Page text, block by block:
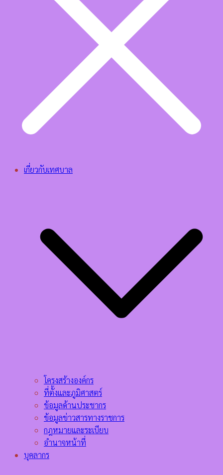
เกี่ยวกับเทศบาล
โครงสร้างองค์กร
ที่ตั้งและภูมิศาสตร์
ข้อมูลด้านประชากร
ข้อมูลข่าวสารทางราชการ
กฎหมายและระเบียบ
อำนาจหน้าที่
บุคลากร